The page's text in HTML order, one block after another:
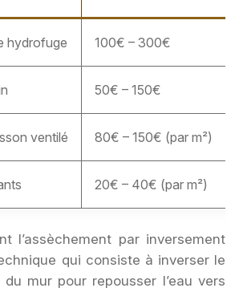
hydrofuge 100€ – 300€
50€ – 150€
ventilé 80€ – 150€ (par m²)
20€ – 40€ (par m²)
l’assèchement par inversement
qui consiste à inverser le
mur pour repousser l’eau vers